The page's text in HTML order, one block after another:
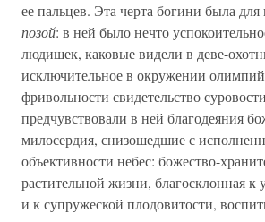
ее пальцев. Эта черта богини была для
позой: в ней было нечто
людишек, каковые видели в деве-
исключительное в окружении
фривольности свидетельство
предчувствовали в ней благодеяния
милосердия, снизошедшие с
объективности небес: божество-
растительной жизни, благосклонная к
и к супружеской плодовитости,